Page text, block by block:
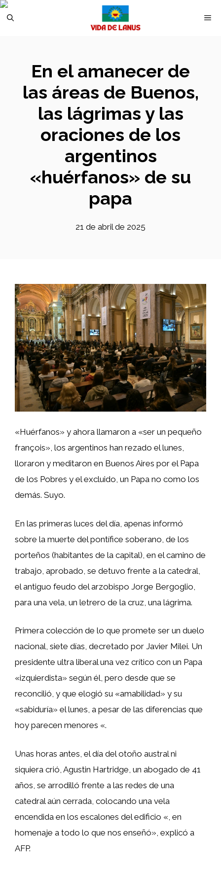
Saltar
En el amanecer de
las áreas de Buenos,
las lágrimas y las
oraciones de los
argentinos
«huérfanos» de su
papa
21 de abril de 2025
«Huérfanos» y ahora llamaron a «ser un pequeño
françois», los argentinos han rezado el lunes,
lloraron y meditaron en Buenos Aires por el Papa
de los Pobres y el excluido, un Papa no como los
demás. Suyo.
En las primeras luces del día, apenas informó
sobre la muerte del pontífice soberano, de los
porteños (habitantes de la capital), en el camino de
trabajo, aprobado, se detuvo frente a la catedral,
el antiguo feudo del arzobispo Jorge Bergoglio,
para una vela, un letrero de la cruz, una lágrima.
Primera colección de lo que promete ser un duelo
nacional, siete días, decretado por Javier Milei. Un
presidente ultra liberal una vez crítico con un Papa
«izquierdista» según él, pero desde que se
reconcilió, y que elogió su «amabilidad» y su
«sabiduría» el lunes, a pesar de las diferencias que
hoy parecen menores «.
Unas horas antes, el día del otoño austral ni
siquiera crió, Agustin Hartridge, un abogado de 41
años, se arrodilló frente a las redes de una
catedral aún cerrada, colocando una vela
encendida en los escalones del edificio «, en
homenaje a todo lo que nos enseñó», explicó a
AFP.